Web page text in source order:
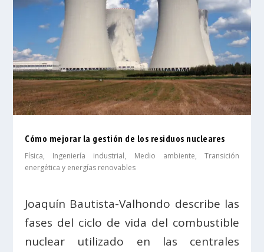
Cómo mejorar la gestión de los residuos nucleares
Física, Ingeniería industrial, Medio ambiente, Transición
energética y energías renovables
Joaquín Bautista-Valhondo describe las
fases del ciclo de vida del combustible
nuclear utilizado en las centrales